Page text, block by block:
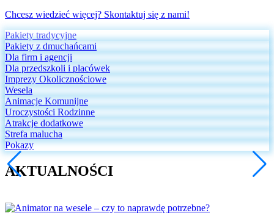
Chcesz wiedzieć więcej? Skontaktuj się z nami!
Pakiety tradycyjne
Pakiety z dmuchańcami
Dla firm i agencji
Dla przedszkoli i placówek
Imprezy Okolicznościowe
Wesela
Animacje Komunijne
Uroczystości Rodzinne
Atrakcje dodatkowe
Strefa malucha
Pokazy
AKTUALNOŚCI